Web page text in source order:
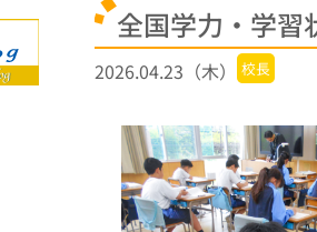
全国学力・学習
2026.04.23（木） 校長